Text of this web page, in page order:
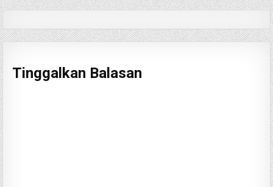
Tinggalkan Balasan